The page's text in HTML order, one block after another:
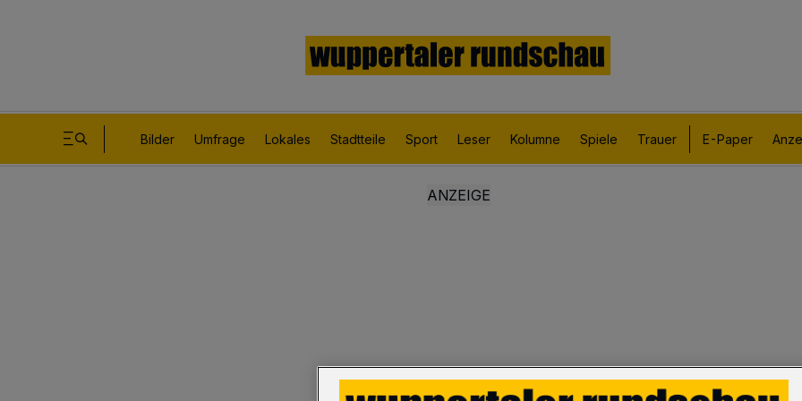
Bilder Umfrage Lokales Stadtteile Sport Leser Kolumne Spiele Trauer E-Paper